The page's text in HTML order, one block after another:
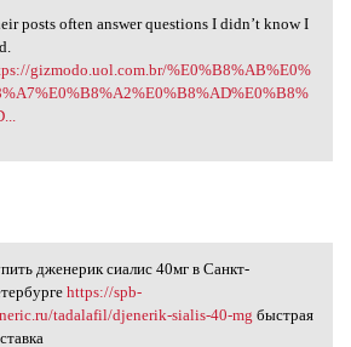
posts often answer
posts often answer questions I didn’t know I
gizmodo.uol.com.br/%E0%B8%AB%E0%
дженерик сиалис 40мг в
дженерик сиалис 40мг в Санкт-
https://spb-
tadalafil/djenerik-sialis-40-mg быстрая